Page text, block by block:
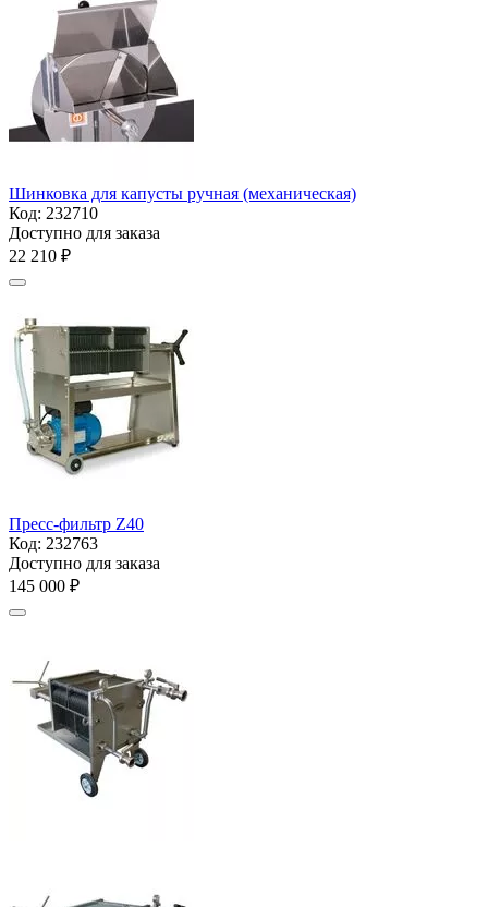
Шинковка для капусты ручная (механическая)
Код: 232710
Доступно для заказа
22 210 ₽
Пресс-фильтр Z40
Код: 232763
Доступно для заказа
145 000 ₽